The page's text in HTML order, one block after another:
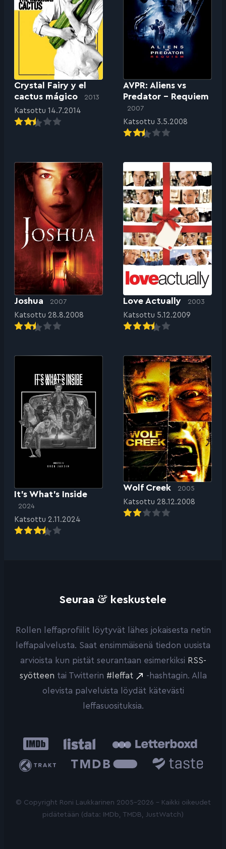
Crystal Fairy y el
cactus mágico
2013
Katsottu 14.7.2014
AVPR: Aliens vs
Predator – Requiem
2007
Katsottu 3.5.2008
Joshua 2007
Katsottu 28.8.2008
Love Actually 2003
Katsottu 5.12.2009
It’s What’s Inside
2024
Katsottu 2.11.2024
Wolf Creek 2005
Katsottu 28.12.2008
Seuraa & keskustele
Rollen leffaprofiilit löytyvät lähes jokaisesta netin
leffapalvelusta. Saat ensimmäisenä tiedon uusista
arvioista kun pistät seurantaan esimerkiksi RSS-
syötteen tai Twitterin #leffat
-hashtagin. Alla
olevista palveluista löydät kätevästi
leffasuosituksia.
IMDb Listal
Trakt
Database
© Copyright Roni Laukkarinen 2005-2026 - Kaikki oikeudet
pidätetään (data: IMDb, TMDB, JustWatch)